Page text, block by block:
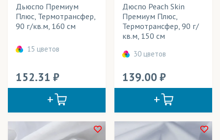
Велюр
ГрейБэк
Дьюспо
Канва
Розничная цена
Ширина рулона
Плотность
Технология печати
Применение в изделиях
Тип товара
Cостав ткани
Дьюспо Премиум
Плюс, Термотрансфер,
90 г/кв.м, 160 см
15 цветов
152.31
Дюспо Peach Skin
Премиум Плюс,
Термотрансфер, 90 г/
кв.м, 150 см
30 цветов
139.00